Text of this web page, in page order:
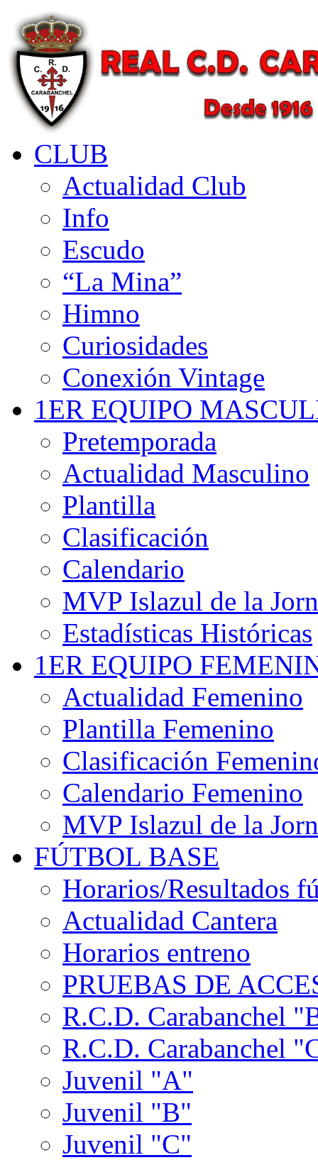
CLUB
Actualidad Club
Info
Escudo
“La Mina”
Himno
Curiosidades
Conexión Vintage
1ER EQUIPO
Pretemporada
Actualidad Masculino
Plantilla
Clasificación
Calendario
MVP Islazul de la
Estadísticas Históricas
1ER EQUIPO
Actualidad Femenino
Plantilla Femenino
Clasificación
Calendario Femenino
MVP Islazul de la
FÚTBOL BASE
Horarios/Resultados
Actualidad Cantera
Horarios entreno
PRUEBAS DE
R.C.D. Carabanchel
R.C.D. Carabanchel
Juvenil "A"
Juvenil "B"
Juvenil "C"